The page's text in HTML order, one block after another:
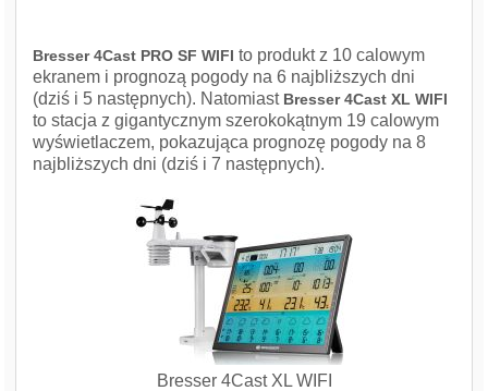
Bresser 4Cast PRO SF WIFI to produkt z 10 calowym
ekranem i prognozą pogody na 6 najbliższych dni
(dziś i 5 następnych). Natomiast Bresser 4Cast XL WIFI
to stacja z gigantycznym szerokokątnym 19 calowym
wyświetlaczem, pokazująca prognozę pogody na 8
najbliższych dni (dziś i 7 następnych).
Bresser 4Cast XL WIFI